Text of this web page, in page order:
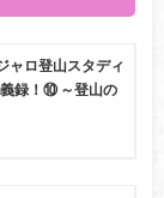
ャロ登山スタディ
録！⑩ ～登山の